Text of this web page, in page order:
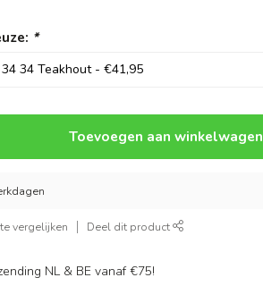
*
Toevoegen aan winkelwagen
vergelijken Deel dit product
NL & BE vanaf €75!